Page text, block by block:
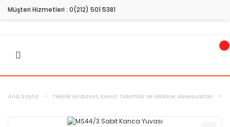
Müşteri Hizmetleri : 0(212) 501 5381
Ana Sayfa Teknik Hırdavat, Kesici Takımlar ve Makine Aksesuarları